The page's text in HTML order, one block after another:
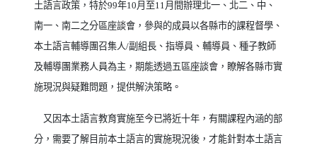
土語言政策，特於99年10月至11月間辦理北一、北二、中、
南一、南二之分區座談會，參與的成員以各縣市的課程督學、
本土語言輔導團召集人/副組長、指導員、輔導員、種子教師
及輔導團業務人員為主，期能透過五區座談會，瞭解各縣市實
施現況與疑難問題，提供解決策略。
又因本土語言教育實施至今已將近十年，有關課程內涵的部
分，需要了解目前本土語言的實施現況後，才能針對本土語言